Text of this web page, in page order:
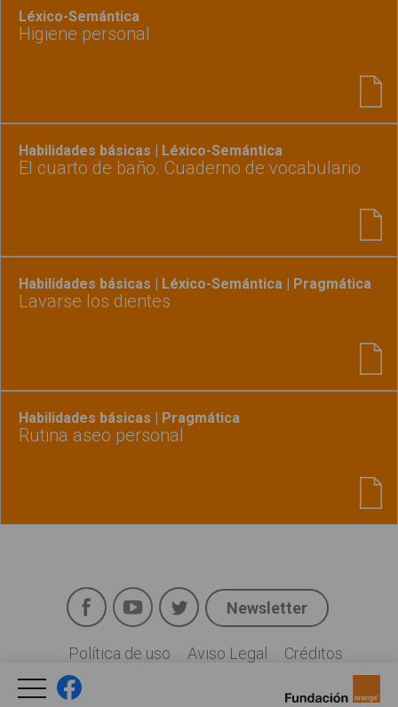
Léxico-Semántica
Higiene personal
Habilidades básicas | Léxico-Semántica
El cuarto de baño. Cuaderno de vocabulario
Habilidades básicas | Léxico-Semántica | Pragmática
Lavarse los dientes
Habilidades básicas | Pragmática
Rutina aseo personal
Social
FacebookYouTubeTwitter
Newsletter
Legal
Política de uso Aviso Legal Créditos